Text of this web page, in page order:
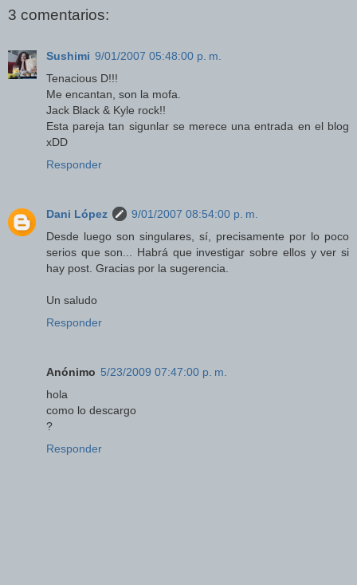
3 comentarios:
Sushimi 9/01/2007 05:48:00 p. m.
Tenacious D!!!
Me encantan, son la mofa.
Jack Black & Kyle rock!!
Esta pareja tan sigunlar se merece una entrada en el blog
xDD
Responder
Dani López
9/01/2007 08:54:00 p. m.
Desde luego son singulares, sí, precisamente por lo poco
serios que son... Habrá que investigar sobre ellos y ver si
hay post. Gracias por la sugerencia.
Un saludo
Responder
Anónimo 5/23/2009 07:47:00 p. m.
hola
como lo descargo
?
Responder